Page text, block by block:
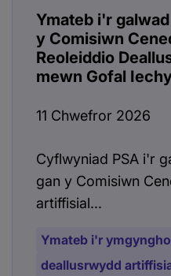
Ymateb i'r
y Comisiwn
Reoleiddio
mewn Gofal
11 Chwefror 2026
Cyflwyniad PSA i'r
gan y Comisiwn
artiffisial...
Ymateb i'r
deallusrwydd